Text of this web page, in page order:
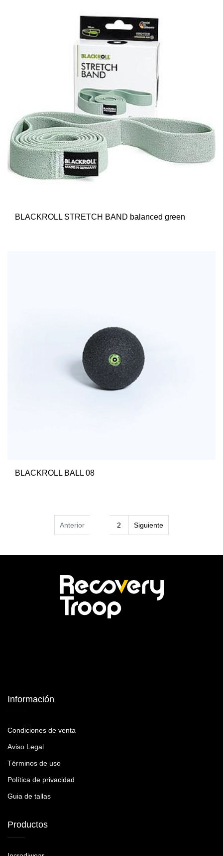
BLACKROLL STRETCH BAND balanced green
BLACKROLL BALL 08
Anterior 2 Siguiente
Información
Condiciones de venta
Aviso Legal
Términos de uso
Política de privacidad
Guia de tallas
Productos